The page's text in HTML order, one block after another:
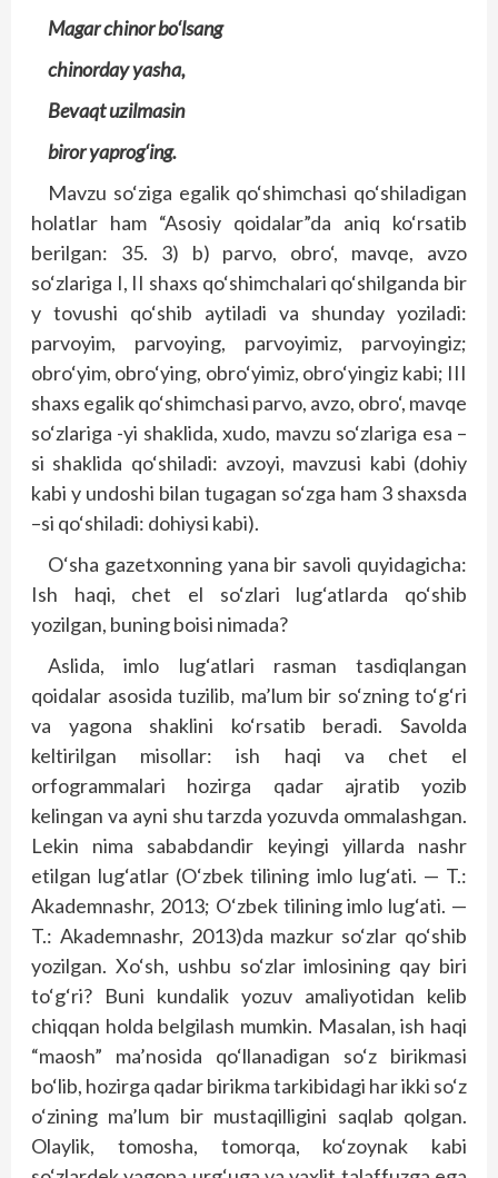
Magar chinor bo‘lsang
chinorday yasha,
Bevaqt uzilmasin
biror yaprog‘ing.
Mavzu so‘ziga egalik qo‘shimchasi qo‘shiladigan
holatlar ham “Asosiy qoidalar”da aniq ko‘rsatib
berilgan: 35. 3) b) parvo, obro‘, mavqe, avzo
so‘zlariga I, II shaxs qo‘shimchalari qo‘shilganda bir
y tovushi qo‘shib aytiladi va shunday yoziladi:
parvoyim, parvoying, parvoyimiz, parvoyingiz;
obro‘yim, obro‘ying, obro‘yimiz, obro‘yingiz kabi; III
shaxs egalik qo‘shimchasi parvo, avzo, obro‘, mavqe
so‘zlariga -yi shaklida, xudo, mavzu so‘zlariga esa –
si shaklida qo‘shiladi: avzoyi, mavzusi kabi (dohiy
kabi y undoshi bilan tugagan so‘zga ham 3 shaxsda
–si qo‘shiladi: dohiysi kabi).
O‘sha gazetxonning yana bir savoli quyidagicha:
Ish haqi, chet el so‘zlari lug‘atlarda qo‘shib
yozilgan, buning boisi nimada?
Aslida, imlo lug‘atlari rasman tasdiqlangan
qoidalar asosida tuzilib, ma’lum bir so‘zning to‘g‘ri
va yagona shaklini ko‘rsatib beradi. Savolda
keltirilgan misollar: ish haqi va chet el
orfogrammalari hozirga qadar ajratib yozib
kelingan va ayni shu tarzda yozuvda ommalashgan.
Lekin nima sababdandir keyingi yillarda nashr
etilgan lug‘atlar (O‘zbek tilining imlo lug‘ati. — T.:
Akademnashr, 2013; O‘zbek tilining imlo lug‘ati. —
T.: Akademnashr, 2013)da mazkur so‘zlar qo‘shib
yozilgan. Xo‘sh, ushbu so‘zlar imlosining qay biri
to‘g‘ri? Buni kundalik yozuv amaliyotidan kelib
chiqqan holda belgilash mumkin. Masalan, ish haqi
“maosh” ma’nosida qo‘llanadigan so‘z birikmasi
bo‘lib, hozirga qadar birikma tarkibidagi har ikki so‘z
o‘zining ma’lum bir mustaqilligini saqlab qolgan.
Olaylik, tomosha, tomorqa, ko‘zoynak kabi